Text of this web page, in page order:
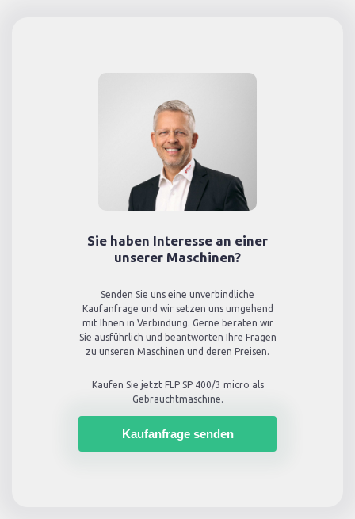
Sie haben Interesse an einer
unserer Maschinen?
Senden Sie uns eine unverbindliche
Kaufanfrage und wir setzen uns umgehend
mit Ihnen in Verbindung. Gerne beraten wir
Sie ausführlich und beantworten Ihre Fragen
zu unseren Maschinen und deren Preisen.
Kaufen Sie jetzt FLP SP 400/3 micro als
Gebrauchtmaschine.
Kaufanfrage senden